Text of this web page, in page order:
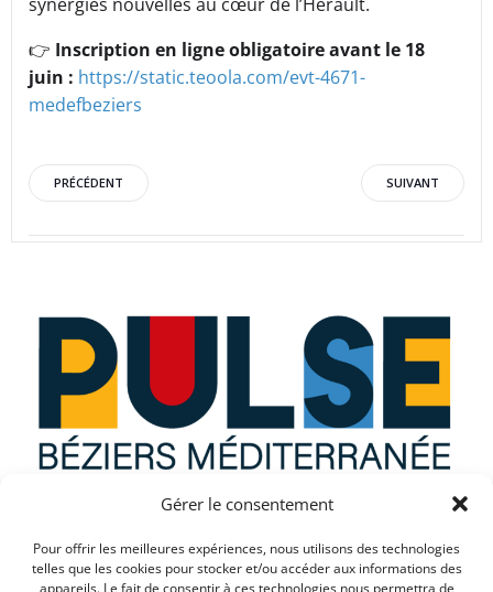
Gérer le consentement
Pour offrir les meilleures expériences, nous utilisons des technologies
telles que les cookies pour stocker et/ou accéder aux informations des
appareils. Le fait de consentir à ces technologies nous permettra de
👉 Inscription en ligne obligatoire avant le 18
juin : https://static.teoola.com/evt-4671-
medefbeziers
Post
navigation
PRÉCÉDENT
navigation
SUIVANT
Que recherchez vous ?